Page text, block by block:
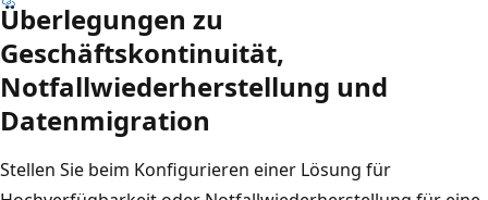
Überlegungen zu
Geschäftskontinuität,
Notfallwiederherstellung und
Datenmigration
Stellen Sie beim Konfigurieren einer Lösung für